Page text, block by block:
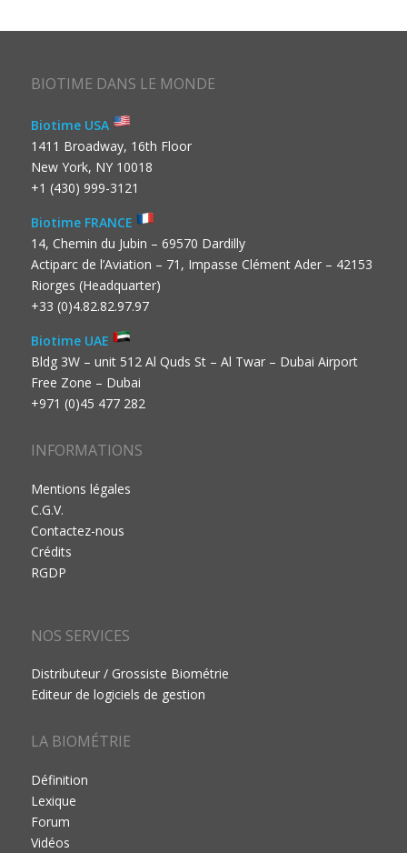
BIOTIME DANS LE MONDE
Biotime USA
1411 Broadway, 16th Floor
New York, NY 10018
+1 (430) 999-3121
Biotime FRANCE
14, Chemin du Jubin – 69570 Dardilly
Actiparc de l’Aviation – 71, Impasse Clément Ader – 42153
Riorges (Headquarter)
+33 (0)4.82.82.97.97
Biotime UAE
Bldg 3W – unit 512 Al Quds St – Al Twar – Dubai Airport
Free Zone – Dubai
+971 (0)45 477 282
INFORMATIONS
Mentions légales
C.G.V.
Contactez-nous
Crédits
RGDP
NOS SERVICES
Distributeur / Grossiste Biométrie
Editeur de logiciels de gestion
LA BIOMÉTRIE
Définition
Lexique
Forum
Vidéos